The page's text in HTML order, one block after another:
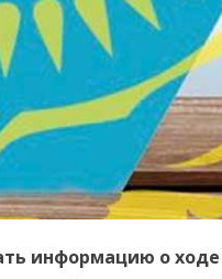
информацию о ходе